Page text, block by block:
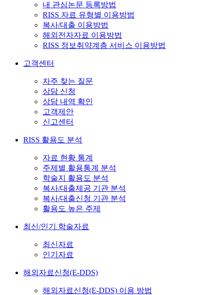
내 관심논문 등록방법
RISS 자료 유형별 이용방법
복사/대출 이용방법
해외전자자료 이용방법
RISS 정보취약계층 서비스 이용방법
고객센터
자주 찾는 질문
상담 신청
상담 내역 확인
고객제안
신고센터
RISS 활용도 분석
자료 현황 통계
주제별 활용통계 분석
학술지 활용도 분석
복사/대출제공 기관 분석
복사/대출신청 기관 분석
활용도 높은 주제
최신/인기 학술자료
최신자료
인기자료
해외자료신청(E-DDS)
해외자료신청(E-DDS) 이용 방법